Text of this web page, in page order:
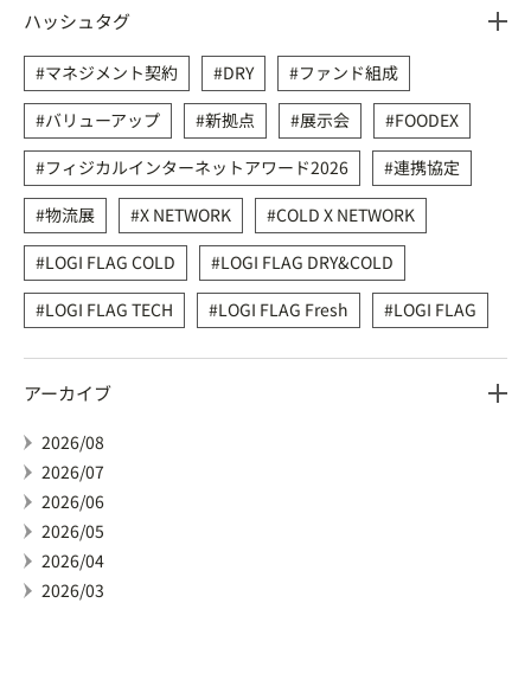
ハッシュタグ
マネジメント契約 DRY
ファンド組成
バリューアップ
新拠点 展示会
FOODEX
フィジカルインターネットアワード2026
連携協定
物流展
X NETWORK
COLD X NETWORK
LOGI FLAG COLD
LOGI FLAG DRY&COLD
LOGI FLAG TECH
LOGI FLAG Fresh LOGI FLAG
アーカイブ
2026/08
2026/07
2026/06
2026/05
2026/04
2026/03